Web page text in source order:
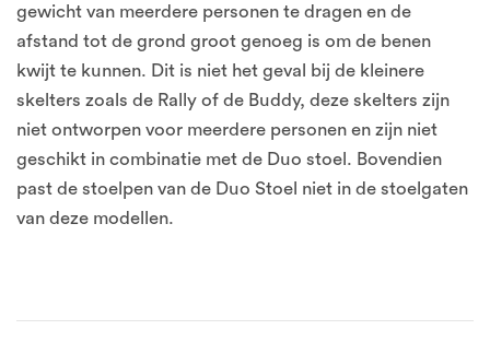
gewicht van meerdere personen te dragen en de
afstand tot de grond groot genoeg is om de benen
kwijt te kunnen. Dit is niet het geval bij de kleinere
skelters zoals de Rally of de Buddy, deze skelters zijn
niet ontworpen voor meerdere personen en zijn niet
geschikt in combinatie met de Duo stoel. Bovendien
past de stoelpen van de Duo Stoel niet in de stoelgaten
van deze modellen.